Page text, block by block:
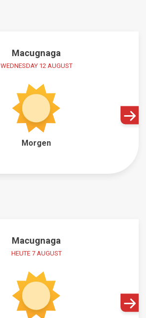
Macugnaga
WEDNESDAY 12 AUGUST
Morgen
Macugnaga
HEUTE 7 AUGUST